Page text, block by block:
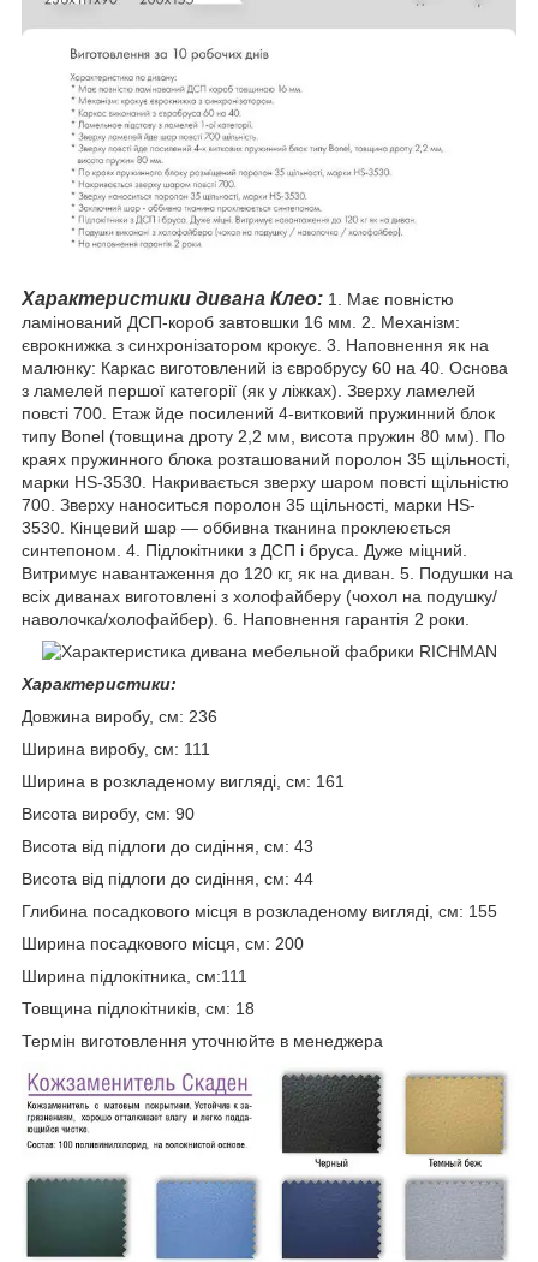
Характеристики дивана Клео: 1. Має повністю
ламінований ДСП-короб завтовшки 16 мм. 2. Механізм:
єврокнижка з синхронізатором крокує. 3. Наповнення як на
малюнку: Каркас виготовлений із євробрусу 60 на 40. Основа
з ламелей першої категорії (як у ліжках). Зверху ламелей
повсті 700. Етаж йде посилений 4-витковий пружинний блок
типу Bonel (товщина дроту 2,2 мм, висота пружин 80 мм). По
краях пружинного блока розташований поролон 35 щільності,
марки HS-3530. Накривається зверху шаром повсті щільністю
700. Зверху наноситься поролон 35 щільності, марки HS-
3530. Кінцевий шар — оббивна тканина проклеюється
синтепоном. 4. Підлокітники з ДСП і бруса. Дуже міцний.
Витримує навантаження до 120 кг, як на диван. 5. Подушки на
всіх диванах виготовлені з холофайберу (чохол на подушку/
наволочка/холофайбер). 6. Наповнення гарантія 2 роки.
Характеристики:
Довжина виробу, см: 236
Ширина виробу, см: 111
Ширина в розкладеному вигляді, см: 161
Висота виробу, см: 90
Висота від підлоги до сидіння, см: 43
Висота від підлоги до сидіння, см: 44
Глибина посадкового місця в розкладеному вигляді, см: 155
Ширина посадкового місця, см: 200
Ширина підлокітника, см:111
Товщина підлокітників, см: 18
Термін виготовлення уточнюйте в менеджера